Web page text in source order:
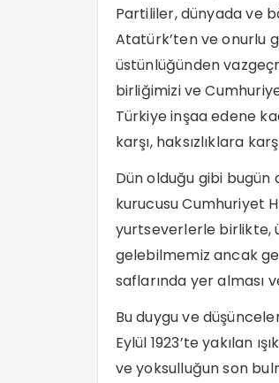
Partililer, dünyada ve
Atatürk’ten ve onurlu
üstünlüğünden
birliğimizi ve
Türkiye inşaa edene
karşı, haksızlıklara
Dün olduğu gibi bugün
kurucusu Cumhuriyet
yurtseverlerle birlikte,
gelebilmemiz ancak
saflarında yer alması
Bu duygu ve
Eylül 1923’te yakılan
ve yoksulluğun son